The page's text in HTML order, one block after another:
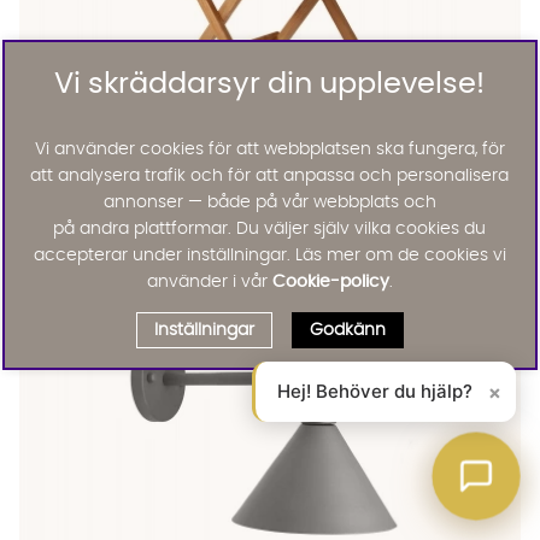
YORK Cafébord Teak Finns även i dessa färger:
YORK Cafébord Teak
YORK Cafébord Teak
YORK Cafébord Teak
3145 :-
Lägg till
Vi skräddarsyr din upplevelse!
Vi använder cookies för att webbplatsen ska fungera, för
att analysera trafik och för att anpassa och personalisera
annonser — både på vår webbplats och
på andra plattformar. Du väljer själv vilka cookies du
accepterar under inställningar. Läs mer om de cookies vi
använder i vår Cookie-policy.
Inställningar Godkänn
Hej! Behöver du hjälp? ×